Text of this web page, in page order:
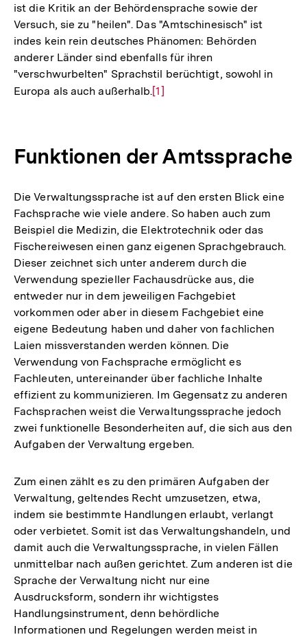
ist die Kritik an der Behördensprache sowie der
Versuch, sie zu "heilen". Das "Amtschinesisch" ist
indes kein rein deutsches Phänomen: Behörden
anderer Länder sind ebenfalls für ihren
"verschwurbelten" Sprachstil berüchtigt, sowohl in
Europa als auch außerhalb.Zur
[1]
Funktionen der Amtssprache
Die Verwaltungssprache ist auf den ersten Blick eine
Fachsprache wie viele andere. So haben auch zum
Beispiel die Medizin, die Elektrotechnik oder das
Fischereiwesen einen ganz eigenen Sprachgebrauch.
Dieser zeichnet sich unter anderem durch die
Verwendung spezieller Fachausdrücke aus, die
entweder nur in dem jeweiligen Fachgebiet
vorkommen oder aber in diesem Fachgebiet eine
eigene Bedeutung haben und daher von fachlichen
Laien missverstanden werden können. Die
Verwendung von Fachsprache ermöglicht es
Fachleuten, untereinander über fachliche Inhalte
effizient zu kommunizieren. Im Gegensatz zu anderen
Fachsprachen weist die Verwaltungssprache jedoch
zwei funktionelle Besonderheiten auf, die sich aus den
Aufgaben der Verwaltung ergeben.
Zum einen zählt es zu den primären Aufgaben der
Verwaltung, geltendes Recht umzusetzen, etwa,
indem sie bestimmte Handlungen erlaubt, verlangt
oder verbietet. Somit ist das Verwaltungshandeln, und
damit auch die Verwaltungssprache, in vielen Fällen
unmittelbar nach außen gerichtet. Zum anderen ist die
Sprache der Verwaltung nicht nur eine
Ausdrucksform, sondern ihr wichtigstes
Handlungsinstrument, denn behördliche
Informationen und Regelungen werden meist in